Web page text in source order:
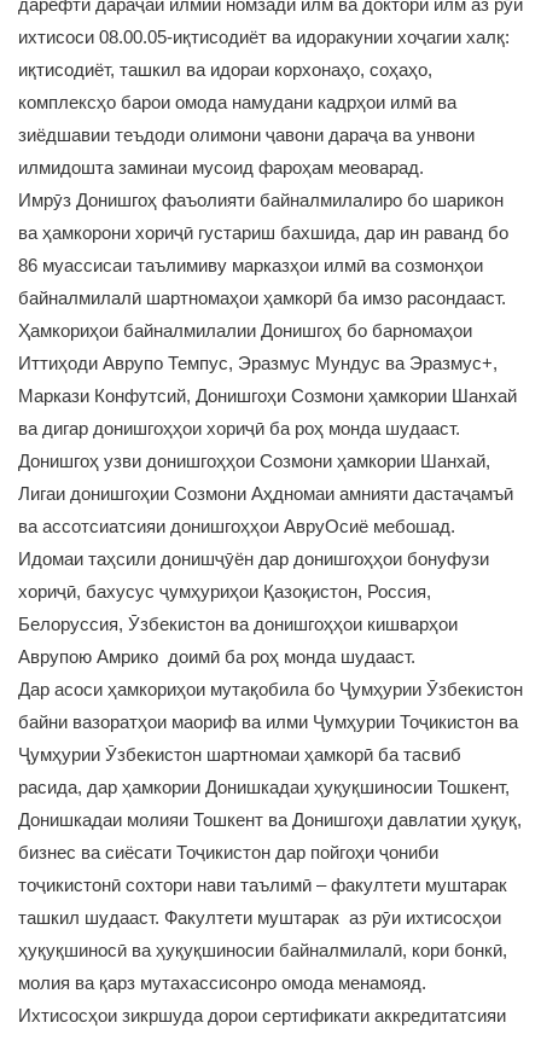
дарёфти дараҷаи илмии номзади илм ва доктори илм аз рӯи
ихтисоси 08.00.05-иқтисодиёт ва идоракунии хоҷагии халқ:
иқтисодиёт, ташкил ва идораи корхонаҳо, соҳаҳо,
комплексҳо барои омода намудани кадрҳои илмӣ ва
зиёдшавии теъдоди олимони ҷавони дараҷа ва унвони
илмидошта заминаи мусоид фароҳам меоварад.
Имрӯз Донишгоҳ фаъолияти байналмилалиро бо шарикон
ва ҳамкорони хориҷӣ густариш бахшида, дар ин раванд бо
86 муассисаи таълимиву марказҳои илмӣ ва созмонҳои
байналмилалӣ шартномаҳои ҳамкорӣ ба имзо расондааст.
Ҳамкориҳои байналмилалии Донишгоҳ бо барномаҳои
Иттиҳоди Аврупо Темпус, Эразмус Мундус ва Эразмус+,
Маркази Конфутсий, Донишгоҳи Созмони ҳамкории Шанхай
ва дигар донишгоҳҳои хориҷӣ ба роҳ монда шудааст.
Донишгоҳ узви донишгоҳҳои Созмони ҳамкории Шанхай,
Лигаи донишгоҳии Созмони Аҳдномаи амнияти дастаҷамъӣ
ва ассотсиатсияи донишгоҳҳои АвруОсиё мебошад.
Идомаи таҳсили донишҷӯён дар донишгоҳҳои бонуфузи
хориҷӣ, бахусус ҷумҳуриҳои Қазоқистон, Россия,
Белоруссия, Ӯзбекистон ва донишгоҳҳои кишварҳои
Аврупою Амрико доимӣ ба роҳ монда шудааст.
Дар асоси ҳамкориҳои мутақобила бо Ҷумҳурии Ӯзбекистон
байни вазоратҳои маориф ва илми Ҷумҳурии Тоҷикистон ва
Ҷумҳурии Ӯзбекистон шартномаи ҳамкорӣ ба тасвиб
расида, дар ҳамкории Донишкадаи ҳуқуқшиносии Тошкент,
Донишкадаи молияи Тошкент ва Донишгоҳи давлатии ҳуқуқ,
бизнес ва сиёсати Тоҷикистон дар пойгоҳи ҷониби
тоҷикистонӣ сохтори нави таълимӣ – факултети муштарак
ташкил шудааст. Факултети муштарак аз рӯи ихтисосҳои
ҳуқуқшиносӣ ва ҳуқуқшиносии байналмилалӣ, кори бонкӣ,
молия ва қарз мутахассисонро омода менамояд.
Ихтисосҳои зикршуда дорои сертификати аккредитатсияи